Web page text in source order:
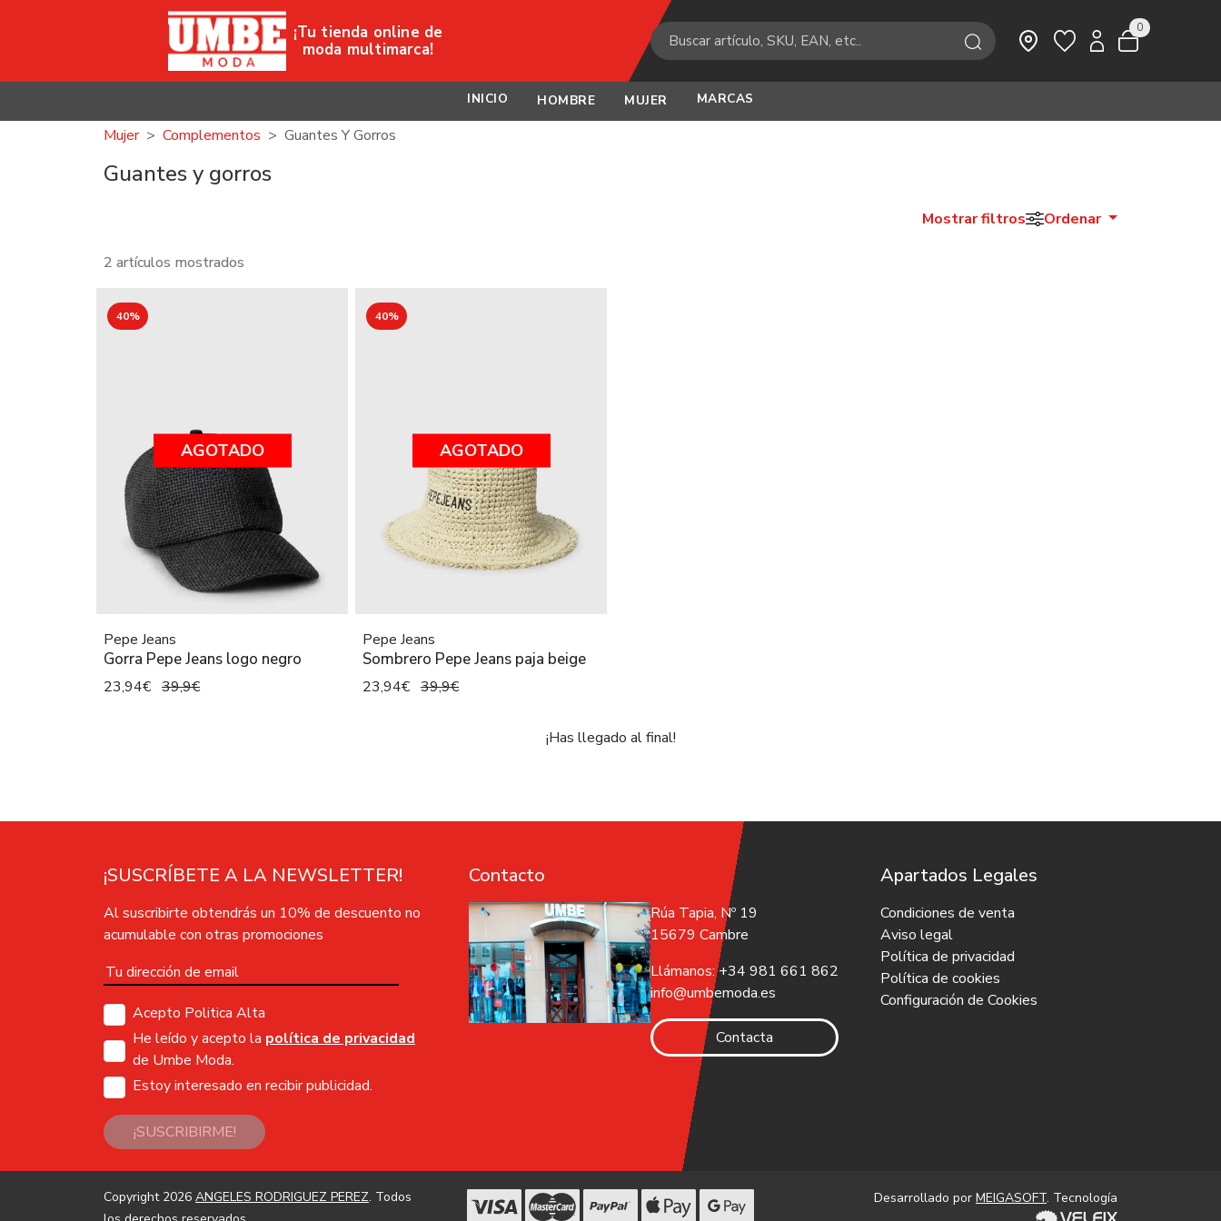
INICIO HOMBRE MUJER MARCAS
¡Tu tienda online de
moda multimarca!
0
Mujer Complementos Guantes Y Gorros
Guantes y gorros
Mostrar filtros Ordenar
2 artículos mostrados
40%
AGOTADO
Pepe Jeans
Gorra Pepe Jeans logo negro
23,94€ 39,9€
40%
AGOTADO
Pepe Jeans
Sombrero Pepe Jeans paja beige
23,94€ 39,9€
¡Has llegado al final!
¡SUSCRÍBETE A LA NEWSLETTER!
Al suscribirte obtendrás un 10% de descuento no
acumulable con otras promociones
Acepto Politica Alta
He leído y acepto la política de privacidad
de Umbe Moda.
Estoy interesado en recibir publicidad.
¡SUSCRIBIRME!
Contacto
Rúa Tapia, Nº 19
15679 Cambre
Llámanos: +34 981 661 862
info@umbemoda.es
Contacta
Apartados Legales
Condiciones de venta
Aviso legal
Política de privacidad
Política de cookies
Configuración de Cookies
Copyright 2026 ANGELES RODRIGUEZ PEREZ. Todos
Desarrollado por MEIGASOFT. Tecnología